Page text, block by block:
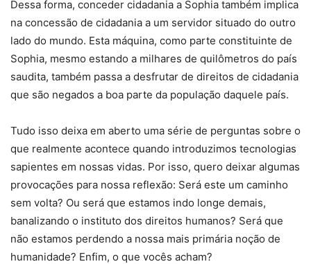
Dessa forma, conceder cidadania a Sophia também implica
na concessão de cidadania a um servidor situado do outro
lado do mundo. Esta máquina, como parte constituinte de
Sophia, mesmo estando a milhares de quilômetros do país
saudita, também passa a desfrutar de direitos de cidadania
que são negados a boa parte da população daquele país.
Tudo isso deixa em aberto uma série de perguntas sobre o
que realmente acontece quando introduzimos tecnologias
sapientes em nossas vidas. Por isso, quero deixar algumas
provocações para nossa reflexão: Será este um caminho
sem volta? Ou será que estamos indo longe demais,
banalizando o instituto dos direitos humanos? Será que
não estamos perdendo a nossa mais primária noção de
humanidade? Enfim, o que vocês acham?